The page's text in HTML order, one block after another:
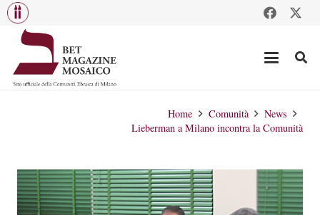
Home Comunità
News
Lieberman a Milano incontra la Comunità